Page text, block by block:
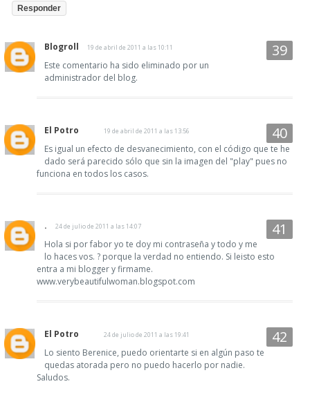
Responder
Blogroll 19 de abril de 2011 a las 10:11
Este comentario ha sido eliminado por un
administrador del blog.
El Potro 19 de abril de 2011 a las 13:56
Es igual un efecto de desvanecimiento, con el código que te he
dado será parecido sólo que sin la imagen del "play" pues no
funciona en todos los casos.
. 24 de julio de 2011 a las 14:07
Hola si por fabor yo te doy mi contraseña y todo y me
lo haces vos. ? porque la verdad no entiendo. Si leisto esto
entra a mi blogger y firmame.
www.verybeautifulwoman.blogspot.com
El Potro 24 de julio de 2011 a las 19:41
Lo siento Berenice, puedo orientarte si en algún paso te
quedas atorada pero no puedo hacerlo por nadie.
Saludos.